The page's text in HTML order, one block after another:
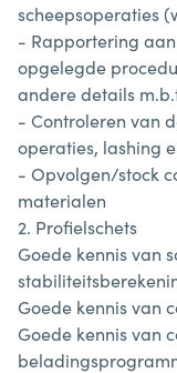
scheepsoperaties
- Rapportering
opgelegde
andere details
- Controleren van
operaties, lashing
- Opvolgen/stock
materialen
2. Profielschets
Goede kennis van
Goede kennis van
Goede kennis van